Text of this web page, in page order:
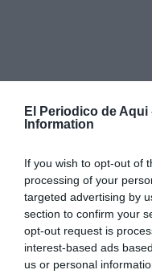
El Periodico de Aqui
Information
If you wish to opt-out of
processing of your
targeted advertising by
section to confirm your
opt-out request is
interest-based ads
us or personal